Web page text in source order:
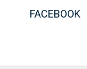
FACEBOOK